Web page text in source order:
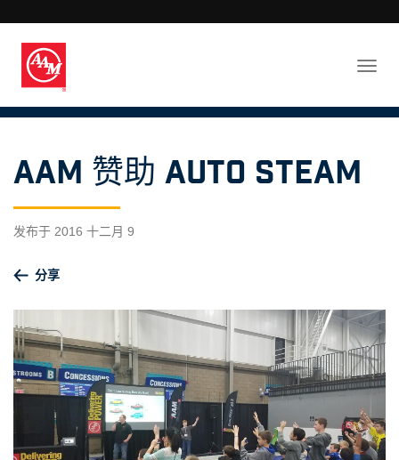
AAM 赞助 Auto STEAM
发布于 2016 十二月 9
分享